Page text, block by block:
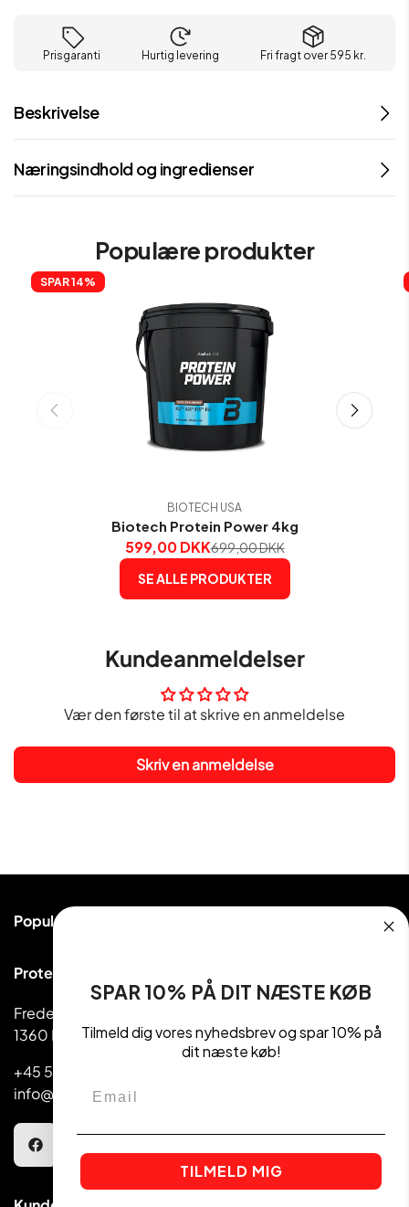
Prisgaranti Hurtig levering Fri fragt over 595 kr.
Beskrivelse
Næringsindhold og ingredienser
Populære produkter
SPAR 14%
BIOTECH USA
Biotech Protein Power 4kg
599,00 DKK699,00 DKK
SE ALLE PRODUKTER
Kundeanmeldelser
Vær den første til at skrive en anmeldelse
Skriv en anmeldelse
Proteinudsalg ApS
Frederiksborggade 39
1360 København
+45 5810 1080
info@getactive.dk
Populære kategorier
Håndvægte & Vægte
Madvarer
Kettlebell
SPAR 10% PÅ DIT NÆSTE KØB
Tilmeld dig vores nyhedsbrev og spar 10% på
dit næste køb!
TILMELD MIG